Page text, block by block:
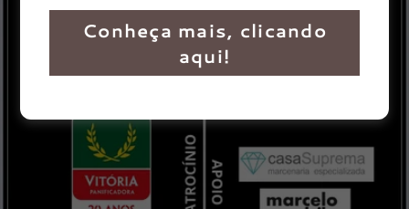
Conheça mais, clicando
aqui!